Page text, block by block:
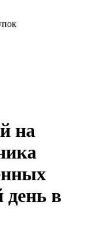
на
день в